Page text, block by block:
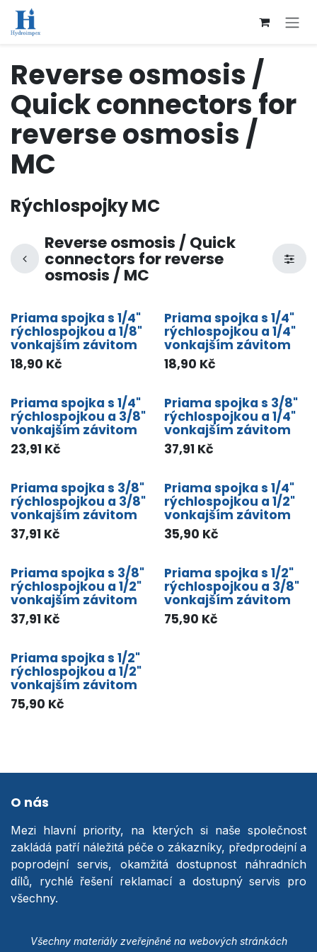
Přejít na obsah
Reverse osmosis /
Quick connectors for
reverse osmosis /
MC
Rýchlospojky MC
Reverse osmosis / Quick
connectors for reverse
osmosis / MC
Priama spojka s 1/4"
rýchlospojkou a 1/8"
vonkajším závitom
18,90 Kč
Priama spojka s 1/4"
rýchlospojkou a 1/4"
vonkajším závitom
18,90 Kč
Priama spojka s 1/4"
rýchlospojkou a 3/8"
vonkajším závitom
23,91 Kč
Priama spojka s 3/8"
rýchlospojkou a 1/4"
vonkajším závitom
37,91 Kč
Priama spojka s 3/8"
rýchlospojkou a 3/8"
vonkajším závitom
37,91 Kč
Priama spojka s 1/4"
rýchlospojkou a 1/2"
vonkajším závitom
35,90 Kč
Priama spojka s 3/8"
rýchlospojkou a 1/2"
vonkajším závitom
37,91 Kč
Priama spojka s 1/2"
rýchlospojkou a 3/8"
vonkajším závitom
75,90 Kč
Priama spojka s 1/2"
rýchlospojkou a 1/2"
vonkajším závitom
75,90 Kč
O nás
Mezi hlavní priority, na kterých si naše společnost
zakládá patří náležitá péče o zákazníky, předprodejní a
poprodejní servis, okamžitá dostupnost náhradních
dílů, rychlé řešení reklamací a dostupný servis pro
všechny.
Všechny materiály zveřejněné na webových stránkách